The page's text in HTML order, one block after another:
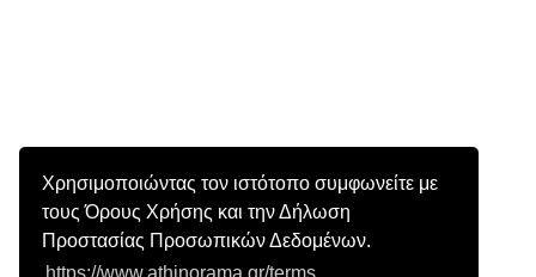
Χρησιμοποιώντας τον ιστότοπο συμφωνείτε με
τους Όρους Χρήσης και την Δήλωση
Προστασίας Προσωπικών Δεδομένων.